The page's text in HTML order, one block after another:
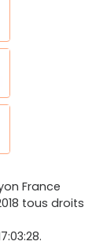
France
tous droits